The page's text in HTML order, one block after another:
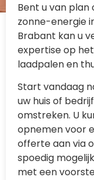
Bent u van
zonne-energie
Brabant kan u
expertise op
laadpalen en
Start vandaag
uw huis of
omstreken. U
opnemen voor
offerte aan via
spoedig
met een